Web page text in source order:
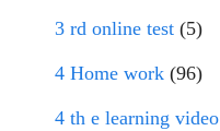
3 rd online test (5)
4 Home work (96)
4 th e learning video